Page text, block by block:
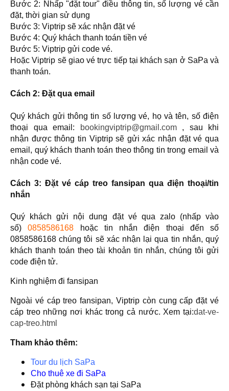
Bước 2: Nhấp "đặt tour" điều thông tin, số lượng vé cần
đặt, thời gian sử dụng
Bước 3: Viptrip sẽ xác nhận đặt vé
Bước 4: Quý khách thanh toán tiền vé
Bước 5: Viptrip gửi code vé.
Hoặc Viptrip sẽ giao vé trực tiếp tại khách sạn ở SaPa và
thanh toán.
Cách 2: Đặt qua email
Quý khách gửi thông tin số lượng vé, họ và tên, số điện
thoại qua email:
bookingviptrip@gmail.com, sau khi
nhận được thông tin Viptrip sẽ gửi xác nhận đặt vé qua
email, quý khách thanh toán theo thông tin trong email và
nhận code vé.
Cách 3: Đặt vé cáp treo fansipan qua điện thoại/tin
nhắn
Quý khách gửi nội dung đặt vé qua zalo (nhấp vào
số)0858586168 hoặc tin nhắn điện thoại đến số
0858586168 chúng tôi sẽ xác nhận lại qua tin nhắn, quý
khách thanh toán theo tài khoản tin nhắn, chúng tôi gửi
code điện tử.
Kinh nghiệm đi fansipan
Ngoài vé cáp treo fansipan, Viptrip còn cung cấp đặt vé
cáp treo những nơi khác trong cả nước. Xem tại:dat-ve-
cap-treo.html
Tham khảo thêm:
Tour du lịch SaPa
Cho thuê xe đi SaPa
Đặt phòng khách sạn tại SaPa